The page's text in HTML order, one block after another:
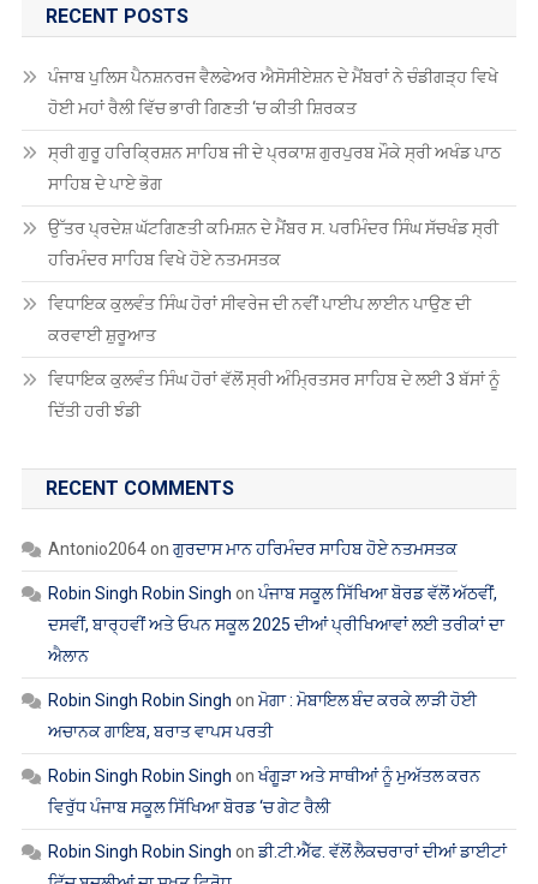
RECENT POSTS
ਪੰਜਾਬ ਪੁਲਿਸ ਪੈਨਸ਼ਨਰਜ ਵੈਲਫੇਅਰ ਐਸੋਸੀਏਸ਼ਨ ਦੇ ਮੈਂਬਰਾਂ ਨੇ ਚੰਡੀਗੜ੍ਹ ਵਿਖੇ
ਹੋਈ ਮਹਾਂ ਰੈਲੀ ਵਿੱਚ ਭਾਰੀ ਗਿਣਤੀ ‘ਚ ਕੀਤੀ ਸ਼ਿਰਕਤ
ਸ੍ਰੀ ਗੁਰੂ ਹਰਿਕ੍ਰਿਸ਼ਨ ਸਾਹਿਬ ਜੀ ਦੇ ਪ੍ਰਕਾਸ਼ ਗੁਰਪੁਰਬ ਮੌਕੇ ਸ੍ਰੀ ਅਖੰਡ ਪਾਠ
ਸਾਹਿਬ ਦੇ ਪਾਏ ਭੋਗ
ਉੱਤਰ ਪ੍ਰਦੇਸ਼ ਘੱਟਗਿਣਤੀ ਕਮਿਸ਼ਨ ਦੇ ਮੈਂਬਰ ਸ. ਪਰਮਿੰਦਰ ਸਿੰਘ ਸੱਚਖੰਡ ਸ੍ਰੀ
ਹਰਿਮੰਦਰ ਸਾਹਿਬ ਵਿਖੇ ਹੋਏ ਨਤਮਸਤਕ
ਵਿਧਾਇਕ ਕੁਲਵੰਤ ਸਿੰਘ ਹੋਰਾਂ ਸੀਵਰੇਜ ਦੀ ਨਵੀਂ ਪਾਈਪ ਲਾਈਨ ਪਾਉਣ ਦੀ
ਕਰਵਾਈ ਸ਼ੁਰੂਆਤ
ਵਿਧਾਇਕ ਕੁਲਵੰਤ ਸਿੰਘ ਹੋਰਾਂ ਵੱਲੋਂ ਸ੍ਰੀ ਅੰਮ੍ਰਿਤਸਰ ਸਾਹਿਬ ਦੇ ਲਈ 3 ਬੱਸਾਂ ਨੂੰ
ਦਿੱਤੀ ਹਰੀ ਝੰਡੀ
RECENT COMMENTS
Antonio2064 ਗੁਰਦਾਸ ਮਾਨ ਹਰਿਮੰਦਰ ਸਾਹਿਬ ਹੋਏ ਨਤਮਸਤਕ
Robin Singh Robin Singh
ਪੰਜਾਬ ਸਕੂਲ ਸਿੱਖਿਆ ਬੋਰਡ ਵੱਲੋਂ ਅੱਠਵੀਂ,
ਦਸਵੀਂ, ਬਾਰ੍ਹਵੀਂ ਅਤੇ ਓਪਨ ਸਕੂਲ 2025 ਦੀਆਂ ਪ੍ਰੀਖਿਆਵਾਂ ਲਈ ਤਰੀਕਾਂ ਦਾ
ਐਲਾਨ
Robin Singh Robin Singh
ਮੋਗਾ : ਮੋਬਾਇਲ ਬੰਦ ਕਰਕੇ ਲਾੜੀ ਹੋਈ
ਅਚਾਨਕ ਗਾਇਬ, ਬਰਾਤ ਵਾਪਸ ਪਰਤੀ
Robin Singh Robin Singh
ਖੰਗੂੜਾ ਅਤੇ ਸਾਥੀਆਂ ਨੂੰ ਮੁਅੱਤਲ ਕਰਨ
ਵਿਰੁੱਧ ਪੰਜਾਬ ਸਕੂਲ ਸਿੱਖਿਆ ਬੋਰਡ ‘ਚ ਗੇਟ ਰੈਲੀ
Robin Singh Robin Singh
ਡੀ.ਟੀ.ਐੱਫ. ਵੱਲੋਂ ਲੈਕਚਰਾਰਾਂ ਦੀਆਂ ਡਾਈਟਾਂ
ਵਿੱਚ ਬਦਲੀਆਂ ਦਾ ਸਖ਼ਤ ਵਿਰੋਧ